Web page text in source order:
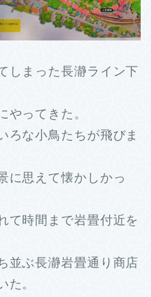
しまった長瀞ライン下
やってきた。
ろな小鳥たちが飛びま
に思えて懐かしかっ
て時間まで岩畳付近を
並ぶ長瀞岩畳通り商店
た。